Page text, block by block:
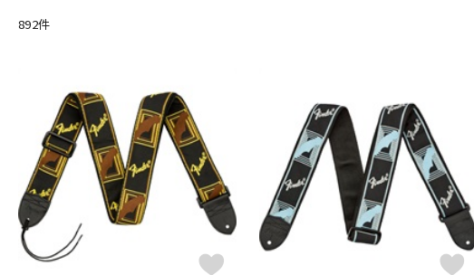
D-F
Enfini Custom Works
ENGL
Franklin
Fred Kelly Free The Tone Freedom Custom Guitar Research
G-K
G.I. Batteries G7th GATOR GATOR Frameworks GHS Gibson
GRECO
Greg Bennett GRETSCH GrooveTech Tools Grover
HERCULES
HexHider HipStrap Hofner HOSCO HOWARD
JAKE SHIMABUKURO
John Pearse K&M K.Yairi KALA Kamaka
KR'Z NANO DIAMOND CABLE
kusakusa88 Kyser
892件